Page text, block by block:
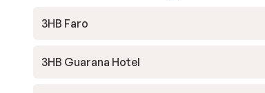
3HB Faro
3HB Guarana Hotel